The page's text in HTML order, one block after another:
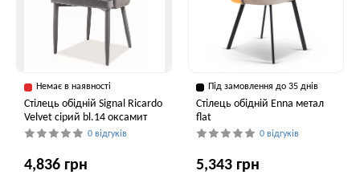
Немає в наявності
Стілець обідній Signal Ricardo
Velvet сірий bl.14 оксамит
0 відгуків
4,836 грн
Під замовлення до 35 днів
Стілець обідній Enna метал
flat
0 відгуків
5,343 грн